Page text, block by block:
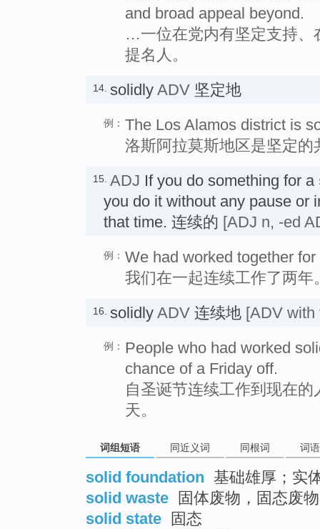
and broad appeal beyond.
…一位在党内有坚定支持、
提名人。
14. solidly ADV 坚定地
例： The Los Alamos district is
洛斯阿拉莫斯地区是坚定的
15. ADJ If you do something for a
you do it without any pause or
that time. 连续的 [ADJ n, -ed
例： We had worked together
我们在一起连续工作了两年
16. solidly ADV 连续地 [ADV with
例： People who had worked
chance of a Friday off.
自圣诞节连续工作到现在
天。
词组短语 同近义词 同根词 词
solid foundation 基础雄厚；实
solid waste
固体废物，固态废
solid state
固态